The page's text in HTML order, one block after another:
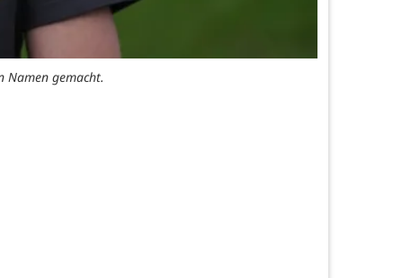
Namen gemacht.